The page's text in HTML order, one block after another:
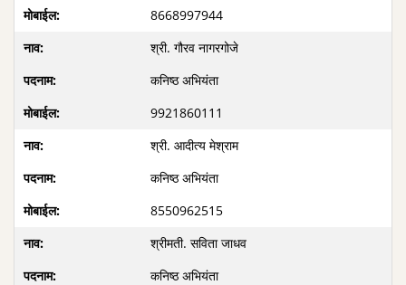
8668997944
श्री. गौरव नागरगोजे
कनिष्ठ अभियंता
9921860111
श्री. आदीत्य मेश्राम
कनिष्ठ अभियंता
8550962515
श्रीमती. सविता जाधव
कनिष्ठ अभियंता